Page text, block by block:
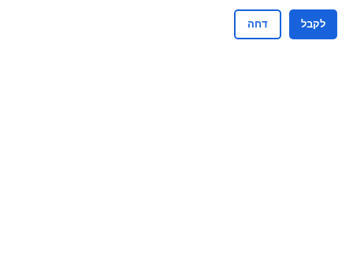
לקבל דחה